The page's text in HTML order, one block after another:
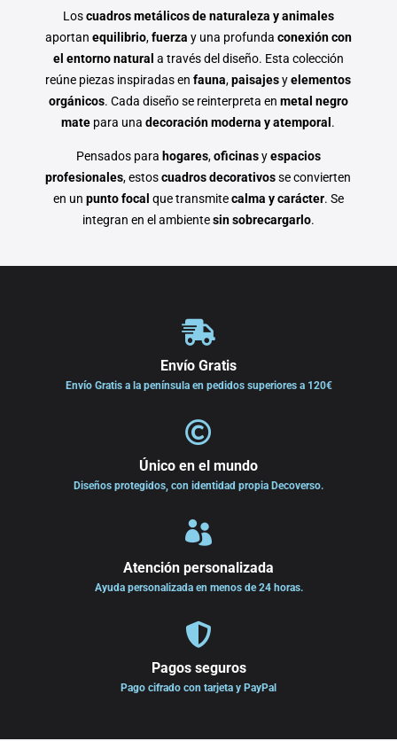
Loscuadros metálicos de naturaleza y animales
aportan equilibrio,fuerza y una profunda conexión con
el entorno natural a través del diseño. Esta colección
reúne piezas inspiradas enfauna,paisajesyelementos
orgánicos. Cada diseño se reinterpreta en metal negro
mate para unadecoración moderna y atemporal .
Pensados para hogares,oficinasyespacios
profesionales, estoscuadros decorativosse convierten
en un punto focal que transmitecalma y carácter. Se
integran en el ambientesin sobrecargarlo.

Envío Gratis
Envío Gratis a la península en pedidos superiores a 120€

Único en el mundo
Diseños protegidos, con identidad propia Decoverso.

Atención personalizada
Ayuda personalizada en menos de 24 horas.

Pagos seguros
Pago cifrado con tarjeta y PayPal